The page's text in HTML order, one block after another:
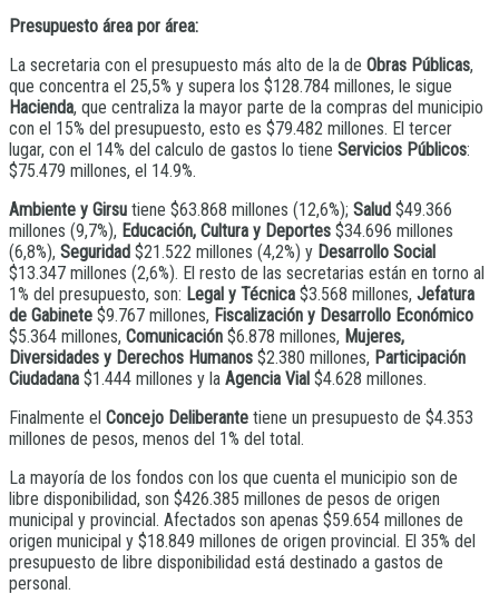
Presupuesto área por área:
La secretaria con el presupuesto más alto de la de Obras Públicas,
que concentra el 25,5% y supera los $128.784 millones, le sigue
Hacienda, que centraliza la mayor parte de la compras del municipio
con el 15% del presupuesto, esto es $79.482 millones. El tercer
lugar, con el 14% del calculo de gastos lo tiene Servicios Públicos:
$75.479 millones, el 14.9%.
Ambiente y Girsu tiene $63.868 millones (12,6%); Salud $49.366
millones (9,7%), Educación, Cultura y Deportes $34.696 millones
(6,8%), Seguridad $21.522 millones (4,2%) y Desarrollo Social
$13.347 millones (2,6%). El resto de las secretarias están en torno al
1% del presupuesto, son: Legal y Técnica $3.568 millones, Jefatura
de Gabinete $9.767 millones, Fiscalización y Desarrollo Económico
$5.364 millones, Comunicación $6.878 millones, Mujeres,
Diversidades y Derechos Humanos $2.380 millones, Participación
Ciudadana $1.444 millones y la Agencia Vial $4.628 millones.
Finalmente el Concejo Deliberante tiene un presupuesto de $4.353
millones de pesos, menos del 1% del total.
La mayoría de los fondos con los que cuenta el municipio son de
libre disponibilidad, son $426.385 millones de pesos de origen
municipal y provincial. Afectados son apenas $59.654 millones de
origen municipal y $18.849 millones de origen provincial. El 35% del
presupuesto de libre disponibilidad está destinado a gastos de
personal.